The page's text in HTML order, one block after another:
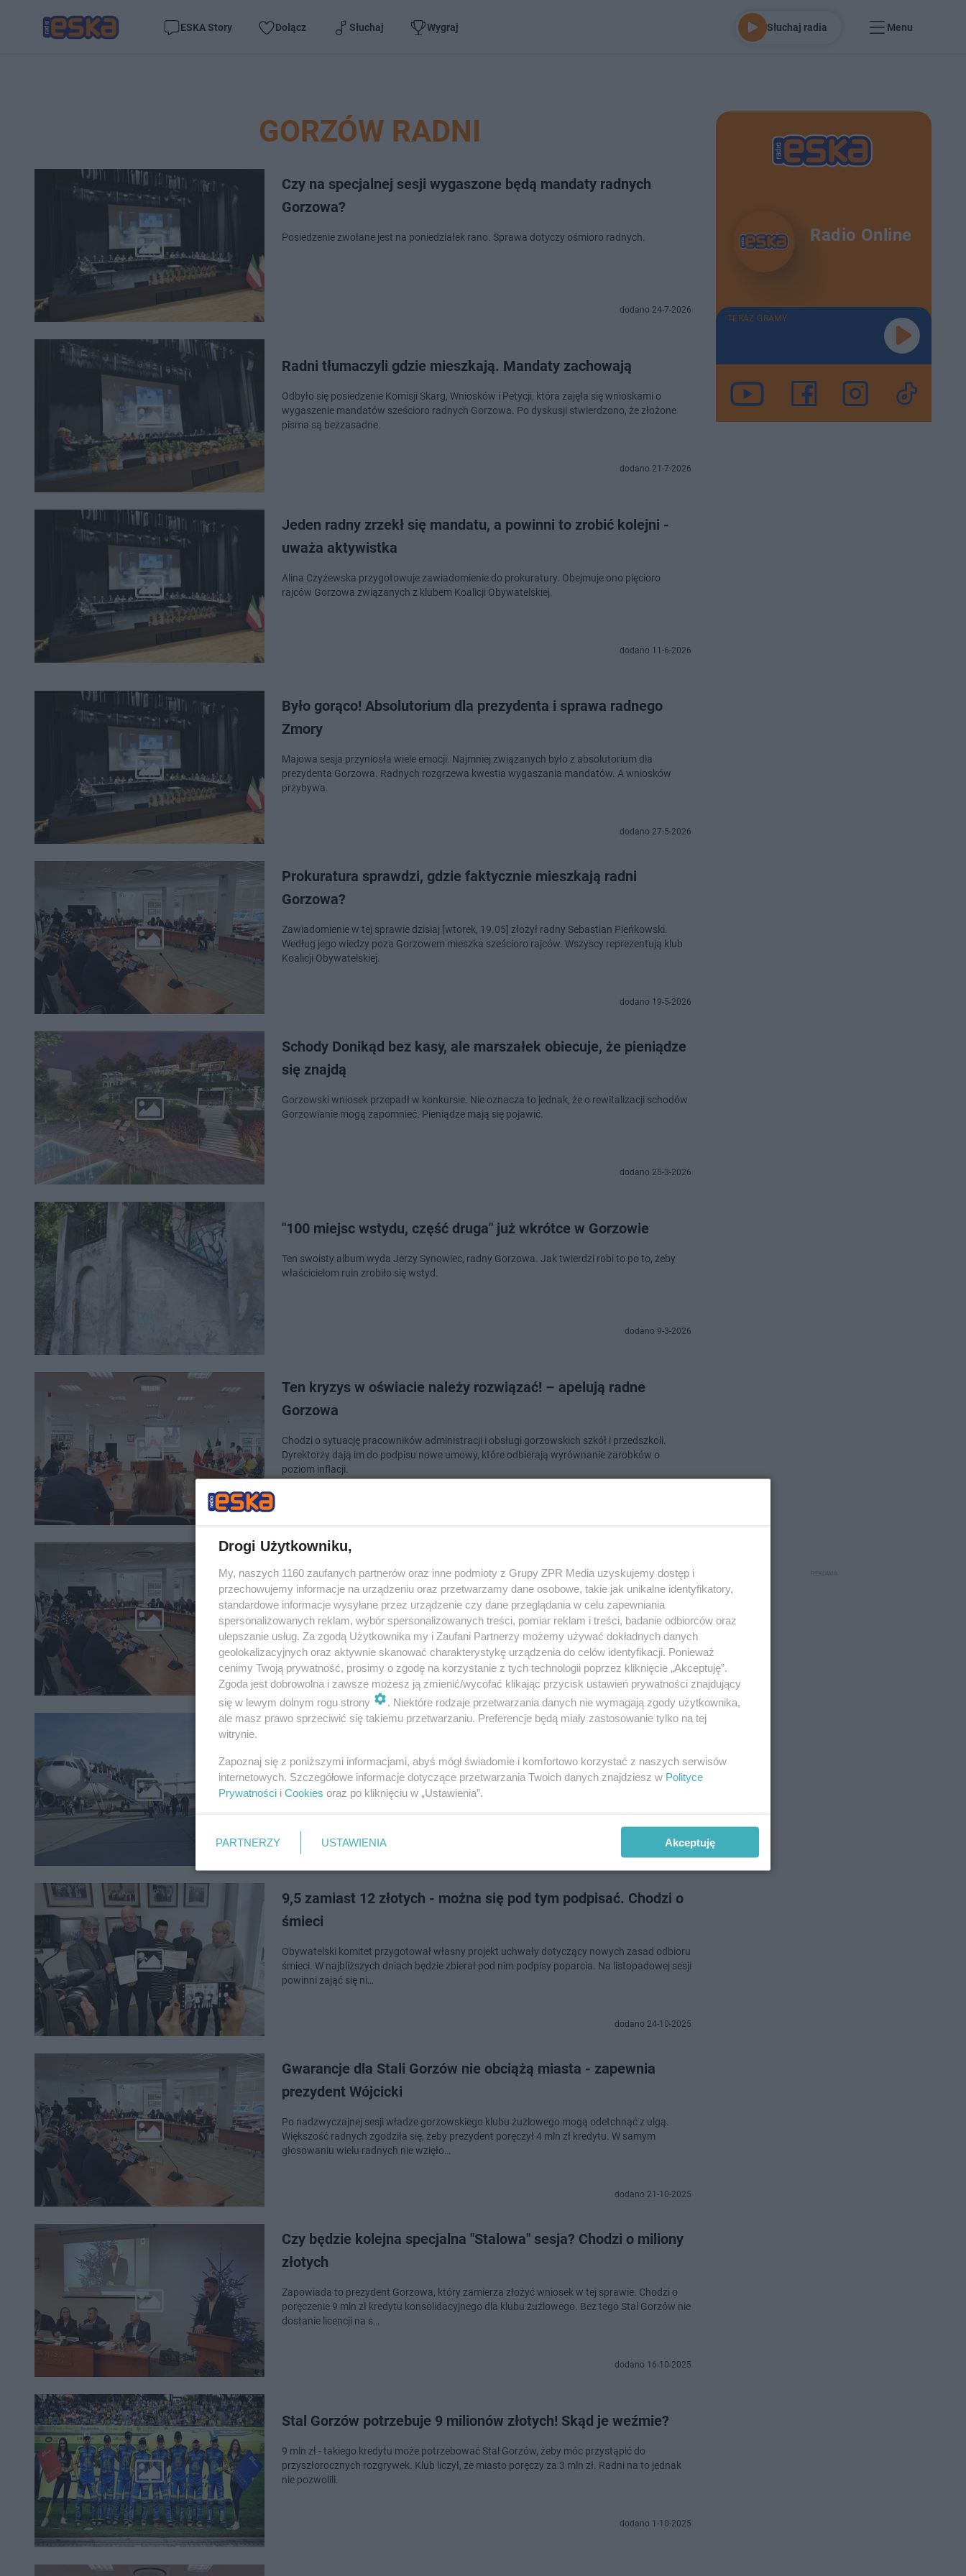
ESKA Story Dołącz Słuchaj Wygraj Słuchaj radia Menu
GORZÓW RADNI
Czy na specjalnej sesji wygaszone będą mandaty radnych
Gorzowa?
Posiedzenie zwołane jest na poniedziałek rano. Sprawa dotyczy ośmioro radnych.
dodano 24-7-2026
Radni tłumaczyli gdzie mieszkają. Mandaty zachowają
Odbyło się posiedzenie Komisji Skarg, Wniosków i Petycji, która zajęła się wnioskami o
wygaszenie mandatów sześcioro radnych Gorzowa. Po dyskusji stwierdzono, że złożone
pisma są bezzasadne.
dodano 21-7-2026
Jeden radny zrzekł się mandatu, a powinni to zrobić kolejni -
uważa aktywistka
Alina Czyżewska przygotowuje zawiadomienie do prokuratury. Obejmuje ono pięcioro
rajców Gorzowa związanych z klubem Koalicji Obywatelskiej.
dodano 11-6-2026
Było gorąco! Absolutorium dla prezydenta i sprawa radnego
Zmory
Majowa sesja przyniosła wiele emocji. Najmniej związanych było z absolutorium dla
prezydenta Gorzowa. Radnych rozgrzewa kwestia wygaszania mandatów. A wniosków
przybywa.
dodano 27-5-2026
Prokuratura sprawdzi, gdzie faktycznie mieszkają radni
Gorzowa?
Zawiadomienie w tej sprawie dzisiaj [wtorek, 19.05] złożył radny Sebastian Pieńkowski.
Według jego wiedzy poza Gorzowem mieszka sześcioro rajców. Wszyscy reprezentują klub
Koalicji Obywatelskiej.
dodano 19-5-2026
Schody Donikąd bez kasy, ale marszałek obiecuje, że pieniądze
się znajdą
Gorzowski wniosek przepadł w konkursie. Nie oznacza to jednak, że o rewitalizacji schodów
Gorzowianie mogą zapomnieć. Pieniądze mają się pojawić.
dodano 25-3-2026
"100 miejsc wstydu, część druga" już wkrótce w Gorzowie
Ten swoisty album wyda Jerzy Synowiec, radny Gorzowa. Jak twierdzi robi to po to, żeby
właścicielom ruin zrobiło się wstyd.
dodano 9-3-2026
Ten kryzys w oświacie należy rozwiązać! – apelują radne
Gorzowa
Chodzi o sytuację pracowników administracji i obsługi gorzowskich szkół i przedszkoli.
Dyrektorzy dają im do podpisu nowe umowy, które odbierają wyrównanie zarobków o
poziom inflacji.
PiS-owski projekt uchwały o śmieciach złożony. Kiedy zajmą
się nim radni?
Na pewno nie na listopadowej sesji Rady Miasta, choć to zapowiadali autory obywatelskiego
projektu uchwały "śmieciowej". Zebranie podpisów zajęło więcej czasu niż zakładali, dlatego
rajcy zajmą się t…
dodano 24-11-2025
O kontrolę dopłat do lotów z lotniska w Babimoście wniosek złożyli radni Gorzowa z klubu
Prawa i Sprawiedliwości. Ich zdaniem może to stanowić niedozwoloną pomoc publiczną dla
portu lotniczego.
dodano 29-10-2025
9,5 zamiast 12 złotych - można się pod tym podpisać. Chodzi o
śmieci
Obywatelski komitet przygotował własny projekt uchwały dotyczący nowych zasad odbioru
śmieci. W najbliższych dniach będzie zbierał pod nim podpisy poparcia. Na listopadowej sesji
powinni zająć się ni…
dodano 24-10-2025
Gwarancje dla Stali Gorzów nie obciążą miasta - zapewnia
prezydent Wójcicki
Po nadzwyczajnej sesji władze gorzowskiego klubu żużlowego mogą odetchnąć z ulgą.
Większość radnych zgodziła się, żeby prezydent poręczył 4 mln zł kredytu. W samym
głosowaniu wielu radnych nie wzięło…
dodano 21-10-2025
Czy będzie kolejna specjalna "Stalowa" sesja? Chodzi o miliony
złotych
Zapowiada to prezydent Gorzowa, który zamierza złożyć wniosek w tej sprawie. Chodzi o
poręczenie 9 mln zł kredytu konsolidacyjnego dla klubu żużlowego. Bez tego Stal Gorzów nie
dostanie licencji na s…
dodano 16-10-2025
Stal Gorzów potrzebuje 9 milionów złotych! Skąd je weźmie?
9 mln zł - takiego kredytu może potrzebować Stal Gorzów, żeby móc przystąpić do
przyszłorocznych rozgrywek. Klub liczył, że miasto poręczy za 3 mln zł. Radni na to jednak
nie pozwolili.
dodano 1-10-2025
Radio Online
TERAZ GRAMY
Drogi Użytkowniku,
My, naszych 1160 zaufanych partnerów oraz inne podmioty z Grupy ZPR Media uzyskujemy dostęp i
przechowujemy informacje na urządzeniu oraz przetwarzamy dane osobowe, takie jak unikalne identyfikatory,
standardowe informacje wysyłane przez urządzenie czy dane przeglądania w celu zapewniania
spersonalizowanych reklam, wybór spersonalizowanych treści, pomiar reklam i treści, badanie odbiorców oraz
ulepszanie usług. Za zgodą Użytkownika my i Zaufani Partnerzy możemy używać dokładnych danych
geolokalizacyjnych oraz aktywnie skanować charakterystykę urządzenia do celów identyfikacji. Ponieważ
cenimy Twoją prywatność, prosimy o zgodę na korzystanie z tych technologii poprzez kliknięcie „Akceptuję”.
Zgoda jest dobrowolna i zawsze możesz ją zmienić/wycofać klikając przycisk ustawień prywatności znajdujący
się w lewym dolnym rogu strony
. Niektóre rodzaje przetwarzania danych nie wymagają zgody użytkownika,
ale masz prawo sprzeciwić się takiemu przetwarzaniu. Preferencje będą miały zastosowanie tylko na tej
witrynie.
Zapoznaj się z poniższymi informacjami, abyś mógł świadomie i komfortowo korzystać z naszych serwisów
internetowych. Szczegółowe informacje dotyczące przetwarzania Twoich danych znajdziesz w Polityce
Prywatności i Cookies oraz po kliknięciu w „Ustawienia”.
PARTNERZY USTAWIENIA Akceptuję